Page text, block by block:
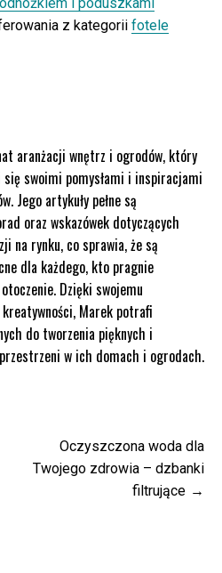
z kategorii fotele
aranżacji wnętrz i ogrodów, który
się swoimi pomysłami i inspiracjami
Jego artykuły pełne są
oraz wskazówek dotyczących
na rynku, co sprawia, że są
dla każdego, kto pragnie
Dzięki swojemu
Marek potrafi
do tworzenia pięknych i
w ich domach i ogrodach.
Oczyszczona woda dla
Twojego zdrowia – dzbanki
filtrujące